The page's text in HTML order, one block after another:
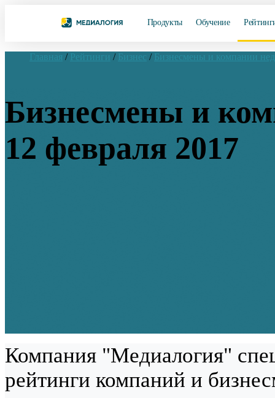
Продукты Обучение
Главная / Рейтинги / Бизнес / Бизнесмены и компании
Бизнесмены и
12 февраля 2017
Компания "Медиалогия"
рейтинги компаний и